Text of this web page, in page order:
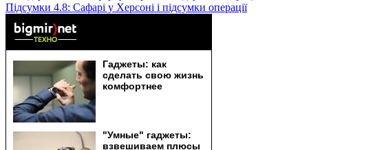
Підсумки 4.8: Сафарі у Херсоні і підсумки операції